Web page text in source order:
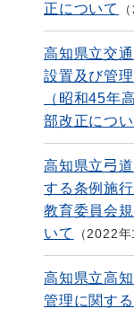
正について
高知県立交
設置及び管
（昭和45年
部改正につ
高知県立弓
する条例施
教育委員会
いて
2022年
高知県立高
管理に関す